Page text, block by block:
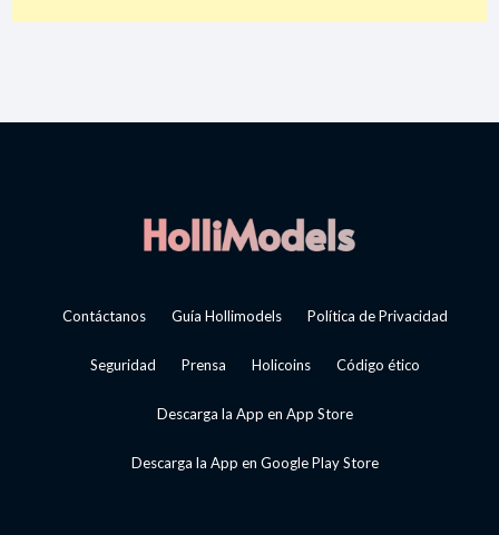
Contáctanos Guía Hollimodels Política de Privacidad
Seguridad Prensa Holicoins Código ético
Descarga la App en App Store
Descarga la App en Google Play Store